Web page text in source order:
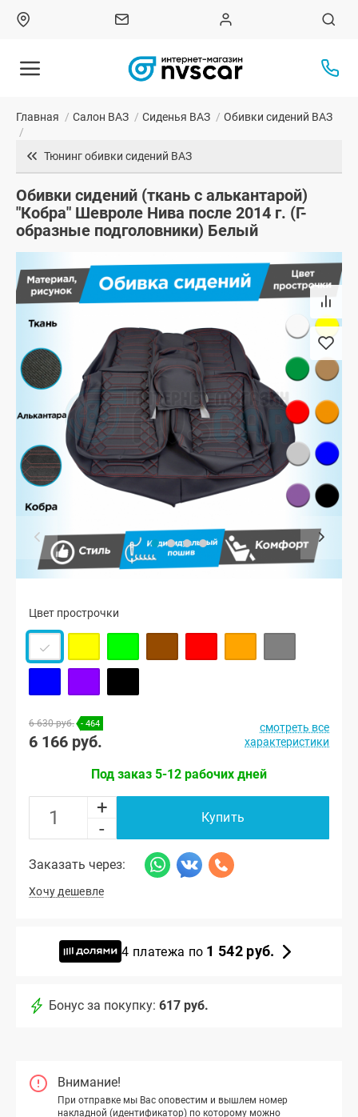
Главная / Салон ВАЗ / Сиденья ВАЗ / Обивки сидений ВАЗ
/
Тюнинг обивки сидений ВАЗ
Обивки сидений (ткань с алькантарой)
"Кобра" Шевроле Нива после 2014 г. (Г-
образные подголовники) Белый
Цвет прострочки
6 630 руб. - 464
6 166 руб.
смотреть все
характеристики
Под заказ 5-12 рабочих дней
+
-
Купить
Заказать через:
Хочу дешевле
4 платежа по 1 542 руб.
Бонус за покупку: 617 руб.
Внимание!
При отправке мы Вас оповестим и вышлем номер
накладной (идентификатор) по которому можно